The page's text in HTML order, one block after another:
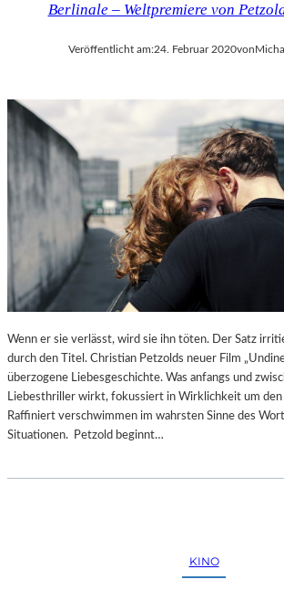
Berlinale – Weltpremiere von
Veröffentlicht am:24. Februar 2020von
Wenn er sie verlässt, wird sie ihn töten. Der Satz
durch den Titel. Christian Petzolds neuer Film
überzogene Liebesgeschichte. Was anfangs und
Liebesthriller wirkt, fokussiert in Wirklichkeit um den
Raffiniert verschwimmen im wahrsten Sinne des
Situationen. Petzold beginnt…
KINO